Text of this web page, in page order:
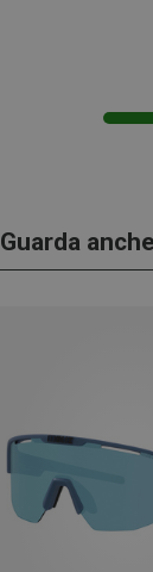
Guarda